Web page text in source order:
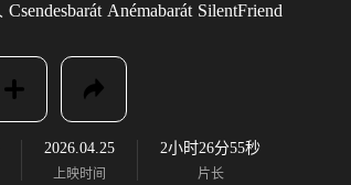
Csendesbarát Anémabarát SilentFriend
2026.04.25
上映时间
2小时26分55秒
片长